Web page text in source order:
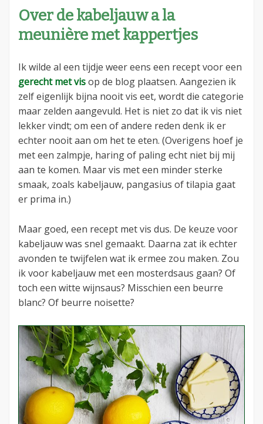
Over de kabeljauw a la
meunière met kappertjes
Ik wilde al een tijdje weer eens een recept voor een
gerecht met visop de blog plaatsen. Aangezien ik
zelf eigenlijk bijna nooit vis eet, wordt die categorie
maar zelden aangevuld. Het is niet zo dat ik vis niet
lekker vindt; om een of andere reden denk ik er
echter nooit aan om het te eten. (Overigens hoef je
met een zalmpje, haring of paling echt niet bij mij
aan te komen. Maar vis met een minder sterke
smaak, zoals kabeljauw, pangasius of tilapia gaat
er prima in.)
Maar goed, een recept met vis dus. De keuze voor
kabeljauw was snel gemaakt. Daarna zat ik echter
avonden te twijfelen wat ik ermee zou maken. Zou
ik voor kabeljauw met een mosterdsaus gaan? Of
toch een witte wijnsaus? Misschien een beurre
blanc? Of beurre noisette?